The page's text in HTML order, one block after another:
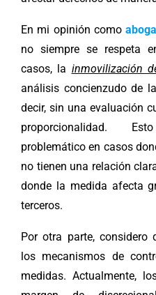
En mi opinión como
no siempre se respeta
casos, la inmovilización
análisis concienzudo de
decir, sin una evaluación
proporcionalidad.
problemático en casos
no tienen una relación
donde la medida afecta
terceros.
Por otra parte, considero
los mecanismos de
medidas. Actualmente,